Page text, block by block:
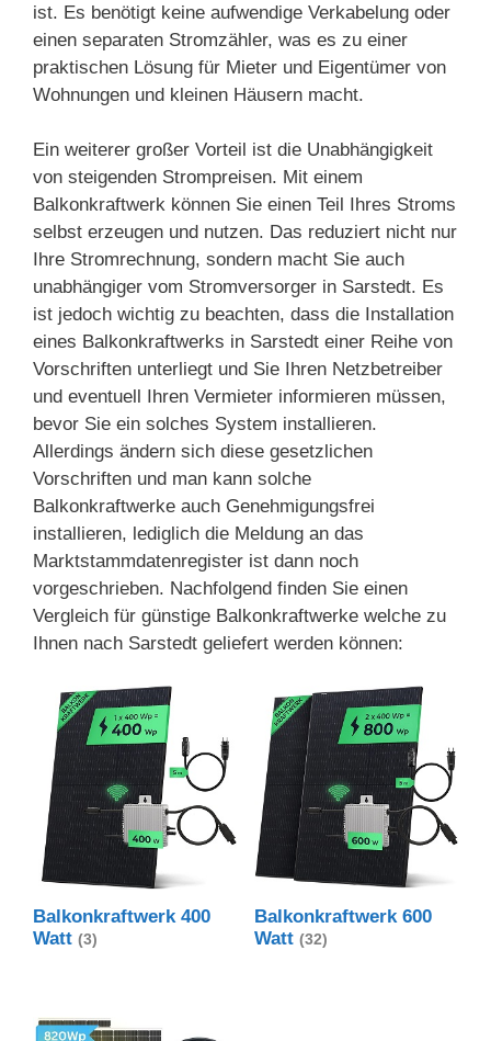
ist. Es benötigt keine aufwendige Verkabelung oder
einen separaten Stromzähler, was es zu einer
praktischen Lösung für Mieter und Eigentümer von
Wohnungen und kleinen Häusern macht.
Ein weiterer großer Vorteil ist die Unabhängigkeit
von steigenden Strompreisen. Mit einem
Balkonkraftwerk können Sie einen Teil Ihres Stroms
selbst erzeugen und nutzen. Das reduziert nicht nur
Ihre Stromrechnung, sondern macht Sie auch
unabhängiger vom Stromversorger in Sarstedt. Es
ist jedoch wichtig zu beachten, dass die Installation
eines Balkonkraftwerks in Sarstedt einer Reihe von
Vorschriften unterliegt und Sie Ihren Netzbetreiber
und eventuell Ihren Vermieter informieren müssen,
bevor Sie ein solches System installieren.
Allerdings ändern sich diese gesetzlichen
Vorschriften und man kann solche
Balkonkraftwerke auch Genehmigungsfrei
installieren, lediglich die Meldung an das
Marktstammdatenregister ist dann noch
vorgeschrieben. Nachfolgend finden Sie einen
Vergleich für günstige Balkonkraftwerke welche zu
Ihnen nach Sarstedt geliefert werden können:
Balkonkraftwerk 400
Watt (3)
Balkonkraftwerk 600
Watt (32)